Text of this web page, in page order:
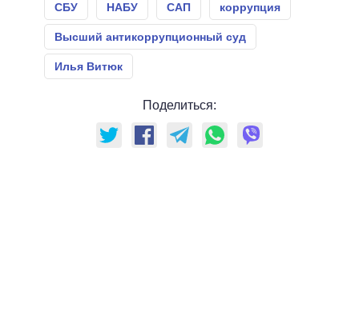
СБУ НАБУ САП коррупция
Высший антикоррупционный суд
Илья Витюк
Поделиться: